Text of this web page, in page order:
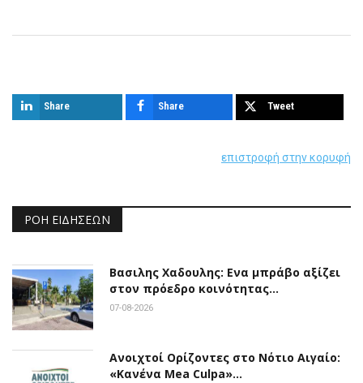
Share Share Tweet
επιστροφή στην κορυφή
ΡΟΉ ΕΙΔΉΣΕΩΝ
Βασιλης Χαδουλης: Ενα μπράβο αξίζει
στον πρόεδρο κοινότητας…
07-08-2026
Ανοιχτοί Ορίζοντες στο Νότιο Αιγαίο:
«Κανένα Mea Culpa»…